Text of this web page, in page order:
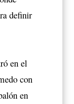
definir
en el
con
en